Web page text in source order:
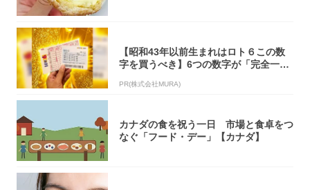
【昭和43年以前生まれはロト６この数
字を買うべき】6つの数字が「完全一
PR(株式会社MURA)
カナダの食を祝う一日 市場と食卓をつ
なぐ「フード・デー」【カナダ】